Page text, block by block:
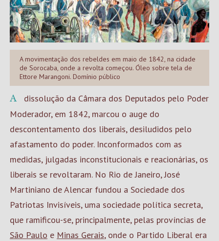
A movimentação dos rebeldes em maio de 1842, na cidade
de Sorocaba, onde a revolta começou. Óleo sobre tela de
Ettore Marangoni. Domínio público
A dissolução da Câmara dos Deputados pelo Poder
Moderador, em 1842, marcou o auge do
descontentamento dos liberais, desiludidos pelo
afastamento do poder. Inconformados com as
medidas, julgadas inconstitucionais e reacionárias, os
liberais se revoltaram. No Rio de Janeiro, José
Martiniano de Alencar fundou a Sociedade dos
Patriotas Invisíveis, uma sociedade política secreta,
que ramificou-se, principalmente, pelas províncias de
São Paulo e Minas Gerais, onde o Partido Liberal era